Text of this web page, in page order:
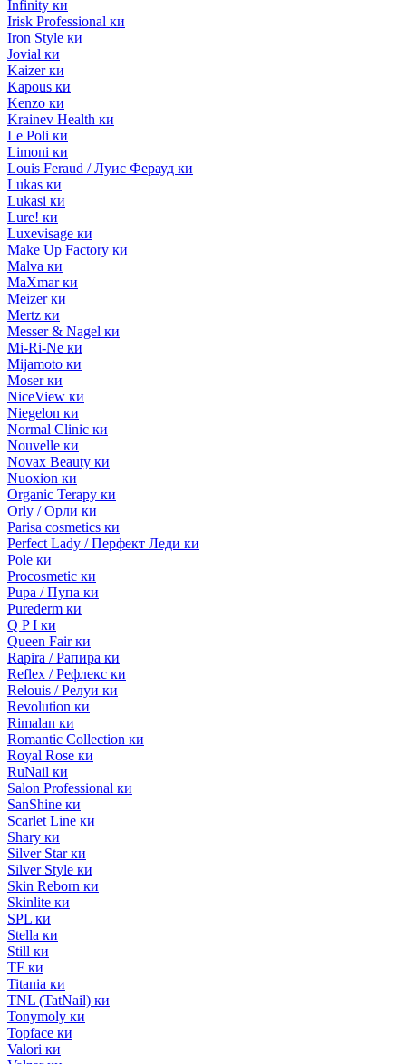
Infinity ки
Irisk Professional ки
Iron Style ки
Jovial ки
Kaizer ки
Kapous ки
Kenzo ки
Krainev Health ки
Le Poli ки
Limoni ки
Louis Feraud / Луис Ферауд ки
Lukas ки
Lukasi ки
Lure! ки
Luxevisage ки
Make Up Factory ки
Malva ки
MaXmar ки
Meizer ки
Mertz ки
Messer & Nagel ки
Mi-Ri-Ne ки
Mijamoto ки
Moser ки
NiceView ки
Niegelon ки
Normal Clinic ки
Nouvelle ки
Novax Beauty ки
Nuoxion ки
Organic Terapy ки
Orly / Орли ки
Parisa cosmetics ки
Perfect Lady / Перфект Леди ки
Pole ки
Procosmetic ки
Pupa / Пупа ки
Purederm ки
Q P I ки
Queen Fair ки
Rapira / Рапира ки
Reflex / Рефлекс ки
Relouis / Релуи ки
Revolution ки
Rimalan ки
Romantic Collection ки
Royal Rose ки
RuNail ки
Salon Professional ки
SanShine ки
Scarlet Line ки
Shary ки
Silver Star ки
Silver Style ки
Skin Reborn ки
Skinlite ки
SPL ки
Stella ки
Still ки
TF ки
Titania ки
TNL (TatNail) ки
Tonymoly ки
Topface ки
Valori ки